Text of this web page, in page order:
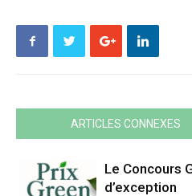
ARTICLES CONNEXES
Le Concours
d’exception